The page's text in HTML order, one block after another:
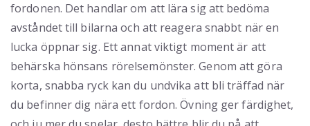
fordonen. Det handlar om att lära sig att bedöma
avståndet till bilarna och att reagera snabbt när en
lucka öppnar sig. Ett annat viktigt moment är att
behärska hönsans rörelsemönster. Genom att göra
korta, snabba ryck kan du undvika att bli träffad när
du befinner dig nära ett fordon. Övning ger färdighet,